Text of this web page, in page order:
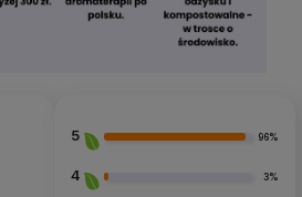
5 96%
4 3%